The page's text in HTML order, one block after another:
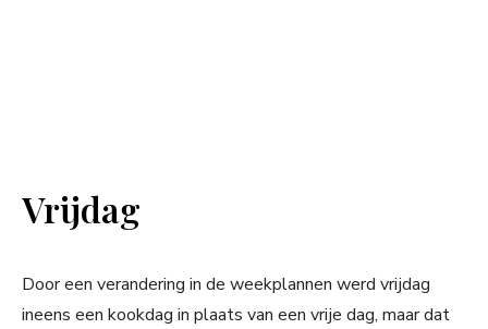
Vrijdag
Door een verandering in de weekplannen werd vrijdag
ineens een kookdag in plaats van een vrije dag, maar dat